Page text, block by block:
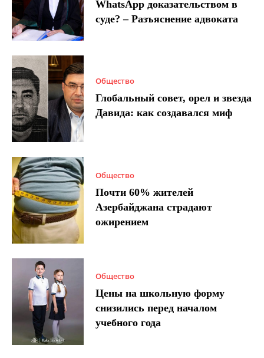
WhatsApp доказательством в
суде? – Разъяснение адвоката
Общество
Глобальный совет, орел и звезда
Давида: как создавался миф
Общество
Почти 60% жителей
Азербайджана страдают
ожирением
Общество
Цены на школьную форму
снизились перед началом
учебного года